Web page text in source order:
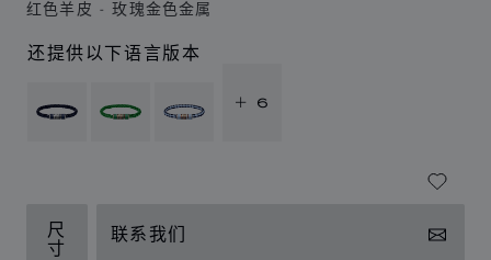
红色羊皮 - 玫瑰金色金属
还提供以下语言版本
+ 6
尺
寸
联系我们